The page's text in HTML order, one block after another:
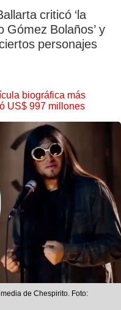
criticó ‘la
Gómez Bolaños’ y
personajes
biográfica más
US$ 997 millones
de Chespirito. Foto: